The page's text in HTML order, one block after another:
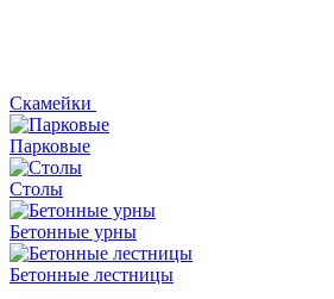
Скамейки
Парковые
Столы
Бетонные урны
Бетонные лестницы